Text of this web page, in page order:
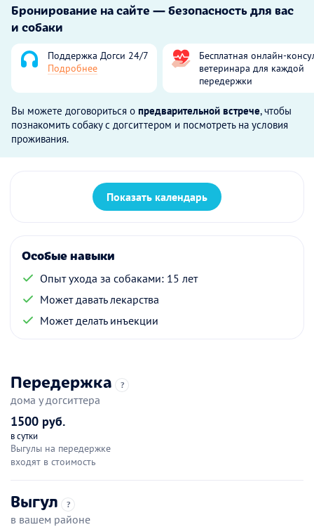
Бронирование на сайте — безопасность для вас
и собаки
Поддержка Догси 24/7
Подробнее
Бесплатная онлайн-
ветеринара для каждой
передержки
Вы можете договориться о предварительной встрече, чтобы
познакомить собаку с догситтером и посмотреть на условия
проживания.
Показать календарь
Особые навыки
Опыт ухода за собаками: 15 лет
Может давать лекарства
Может делать инъекции
Передержка ?
дома у догситтера
1500 руб.
в сутки
Выгулы на передержке
входят в стоимость
Выгул ?
в вашем районе